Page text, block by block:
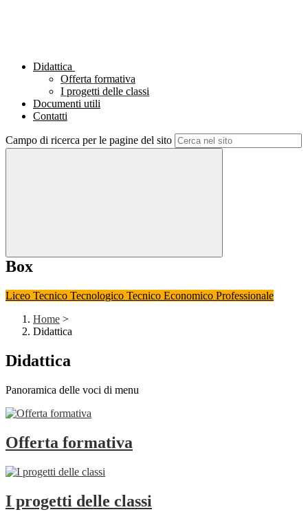
Didattica
Offerta formativa
I progetti delle classi
Documenti utili
Contatti
Campo di ricerca per le pagine del sito
Box
Liceo Tecnico Tecnologico Tecnico Economico Professionale
Home >
Didattica
Didattica
Panoramica delle voci di menu
Offerta formativa
I progetti delle classi